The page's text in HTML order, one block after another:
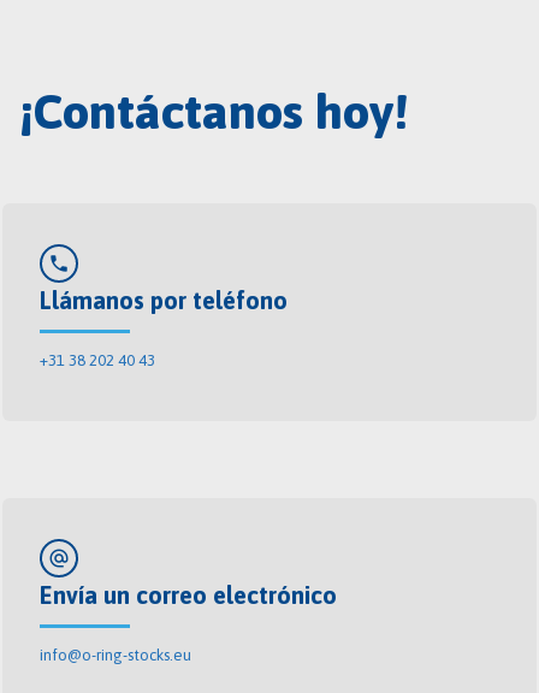
¡Contáctanos hoy!
phone
Llámanos por teléfono
+31 38 202 40 43
alternate_email
Envía un correo electrónico
info@o-ring-stocks.eu